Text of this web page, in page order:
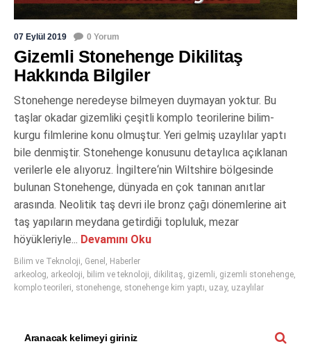
07 Eylül 2019 0 Yorum
Gizemli Stonehenge Dikilitaş
Hakkında Bilgiler
Stonehenge neredeyse bilmeyen duymayan yoktur. Bu
taşlar okadar gizemliki çeşitli komplo teorilerine bilim-
kurgu filmlerine konu olmuştur. Yeri gelmiş uzaylılar yaptı
bile denmiştir. Stonehenge konusunu detaylıca açıklanan
verilerle ele alıyoruz. İngiltere‘nin Wiltshire bölgesinde
bulunan Stonehenge, dünyada en çok tanınan anıtlar
arasında. Neolitik taş devri ile bronz çağı dönemlerine ait
taş yapıların meydana getirdiği topluluk, mezar
höyükleriyle... Devamını Oku
Bilim ve Teknoloji, Genel , Haberler
arkeolog, arkeoloji, bilim ve teknoloji, dikilitaş, gizemli, gizemli stonehenge,
komplo teorileri, stonehenge, stonehenge kim yaptı, uzay, uzaylılar